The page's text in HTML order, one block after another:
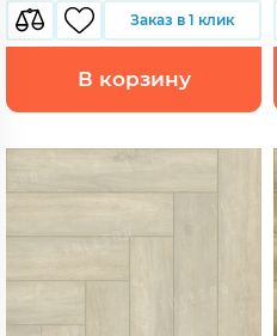
Заказ в 1 клик
В корзину